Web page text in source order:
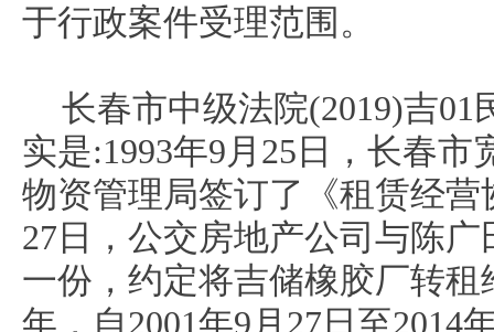
于行政案件受理范围。
长春市中级法院(2019)吉
实是:1993年9月25日，长春
物资管理局签订了《租赁经营
27日，公交房地产公司与陈
一份，约定将吉储橡胶厂转
年，自2001年9月27日至2014